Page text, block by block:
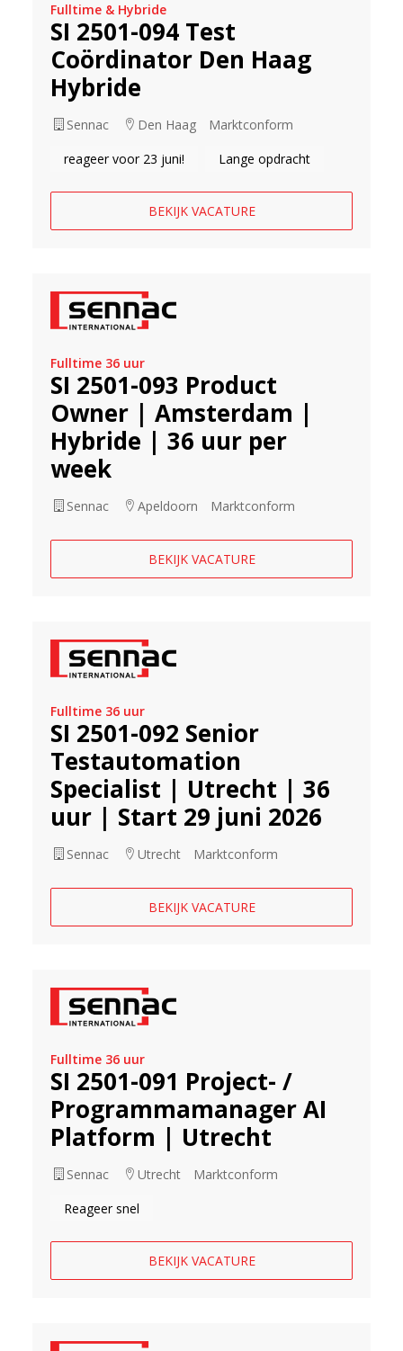
Fulltime & Hybride
SI 2501-094 Test
Coördinator Den Haag
Hybride
Sennac Den Haag
Marktconform
reageer voor 23 juni!
Lange opdracht
BEKIJK VACATURE
Fulltime 36 uur
SI 2501-093 Product
Owner | Amsterdam |
Hybride | 36 uur per
week
Sennac Apeldoorn Marktconform
BEKIJK VACATURE
Fulltime 36 uur
SI 2501-092 Senior
Testautomation
Specialist | Utrecht | 36
uur | Start 29 juni 2026
Sennac Utrecht Marktconform
BEKIJK VACATURE
Fulltime 36 uur
SI 2501-091 Project- /
Programmamanager AI
Platform | Utrecht
Sennac Utrecht
Marktconform
Reageer snel
BEKIJK VACATURE